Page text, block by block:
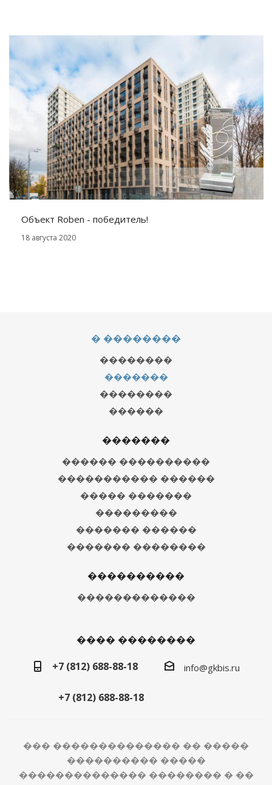
Объект Roben - победитель!
18 августа 2020
� ��������
��������
�������
��������
������
�������
������ ����������
����������� ������
����� �������
���������
������� ������
������� ��������
����������
�������������
���� ��������
+7 (812) 688-88-18
+7 (812) 688-88-18
info@gkbis.ru
��� �������������� �� �����
���������� �����
�������������� �������� � ��